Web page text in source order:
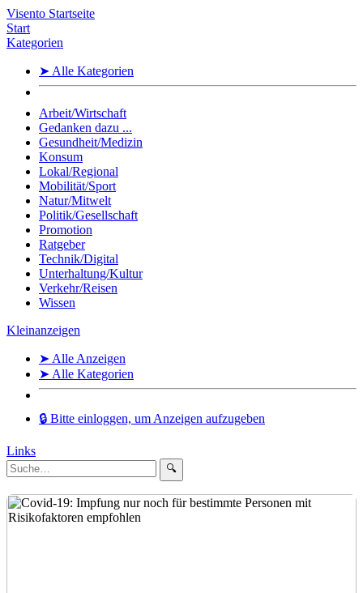
Visento Startseite
Start
Kategorien
➤ Alle Kategorien
Arbeit/Wirtschaft
Gedanken dazu ...
Gesundheit/Medizin
Konsum
Lokal/Regional
Mobilität/Sport
Natur/Mitwelt
Politik/Gesellschaft
Promotion
Ratgeber
Technik/Digital
Unterhaltung/Kultur
Verkehr/Reisen
Wissen
Kleinanzeigen
➤ Alle Anzeigen
➤ Alle Kategorien
🔒 Bitte einloggen, um Anzeigen aufzugeben
Links
🔍